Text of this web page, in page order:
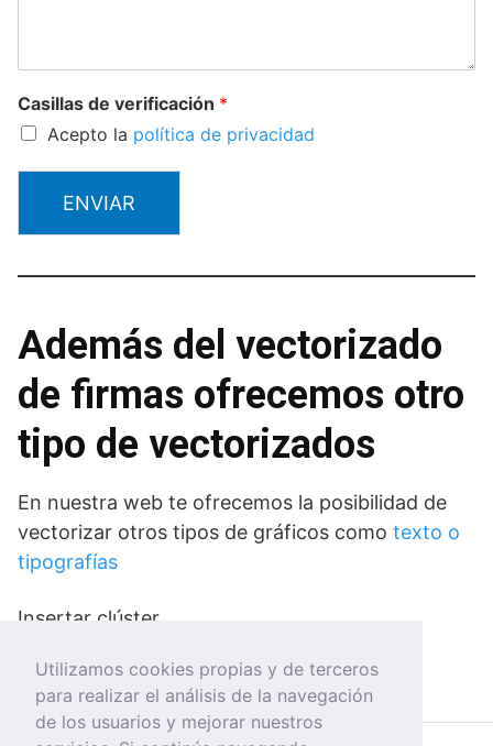
Casillas de verificación *
Acepto la política de privacidad
ENVIAR
Además del vectorizado
de firmas ofrecemos otro
tipo de vectorizados
En nuestra web te ofrecemos la posibilidad de
vectorizar otros tipos de gráficos como texto o
tipografías
Insertar clúster
Utilizamos cookies propias y de terceros
para realizar el análisis de la navegación
de los usuarios y mejorar nuestros